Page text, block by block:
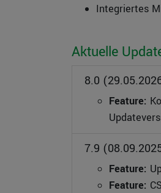
Integriertes
Aktuelle
8.0
Feature:
7.9
Feature:
Feature: